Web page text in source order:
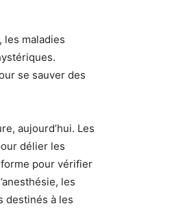
les maladies
se sauver des
aujourd’hui. Les
délier les
pour vérifier
les
destinés à les